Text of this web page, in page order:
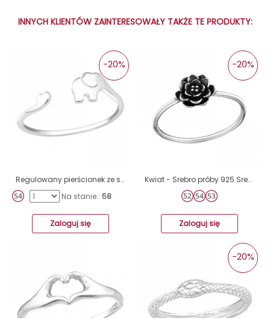
INNYCH KLIENTÓW ZAINTERESOWAŁY TAKŻE TE PRODUKTY:
Regulowany pierścionek ze słoniem - Srebro Próby 925 Srebrne Pierścionki A4S41078
-20%
Na stanie:: 58
Zaloguj się
Kwiat - Srebro próby 925 Srebrne pierścionki A4S32302
-20%
Zaloguj się
-20%